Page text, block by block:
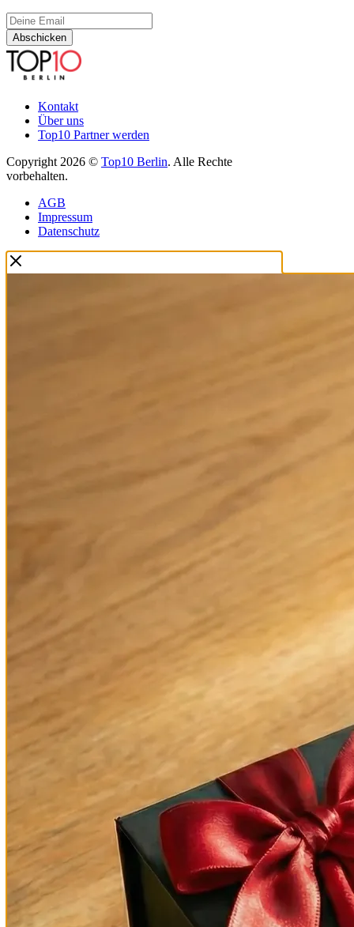
Abschicken
Kontakt
Über uns
Top10 Partner werden
Copyright 2026 © Top10 Berlin. Alle Rechte
vorbehalten.
AGB
Impressum
Datenschutz